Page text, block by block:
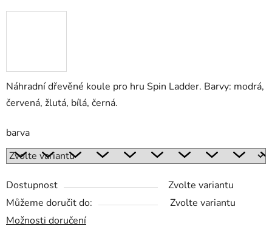
Náhradní dřevěné koule pro hru Spin Ladder. Barvy: modrá,
červená, žlutá, bílá, černá.
barva
Dostupnost
Zvolte variantu
Můžeme doručit do:
Zvolte variantu
Možnosti doručení